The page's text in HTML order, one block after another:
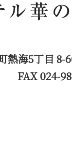
熱海5丁目 8-
FAX 024-